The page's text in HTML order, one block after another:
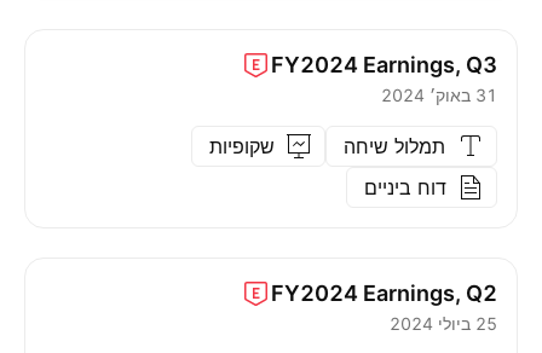
Earnings, Q3
FY2024
31 באוק׳ 2024
תמלול שיחה
שקופיות
דוח ביניים
Earnings, Q2
FY2024
25 ביולי 2024